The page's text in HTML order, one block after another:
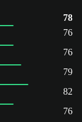
78
76
76
79
82
76